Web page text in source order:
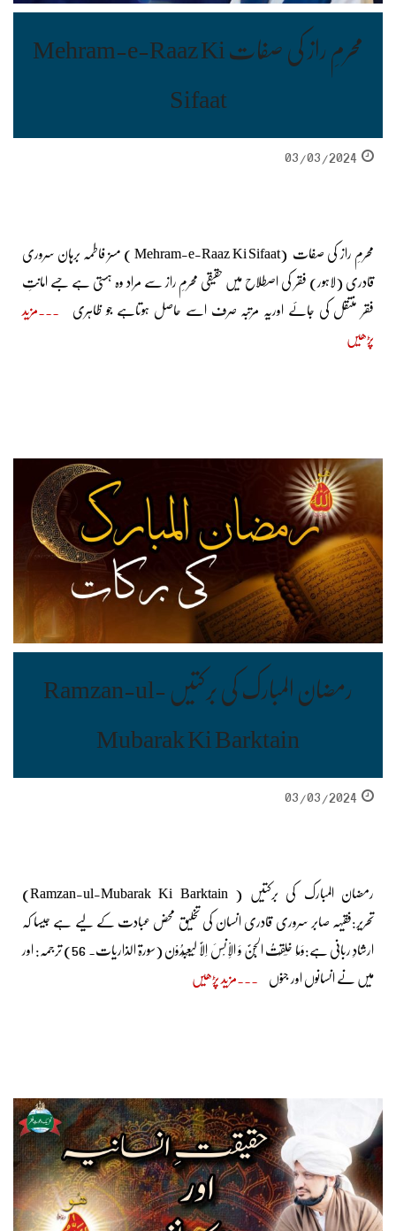
محرمِ راز کی صفات Mehram-e-Raaz Ki
Sifaat
03/03/2024
محرمِ راز کی صفات (Mehram-e-Raaz Ki Sifaat ) مسز فاطمہ برہان سروری
قادری (لاہور) فقر کی اصطلاح میں حقیقی محرمِ راز سے مراد وہ ہستی ہے جسے امانتِ
فقر منتقل کی جائے اوریہ مرتبہ صرف اسے حاصل ہوتاہے جو ظاہری مزید
پڑھیں
رمضان المبارک کی برکتیں Ramzan-ul-
Mubarak Ki Barktain
03/03/2024
رمضان المبارک کی برکتیں ( Ramzan-ul-Mubarak Ki Barktain)
تحریر:فقیہہ صابر سروری قادری انسان کی تخلیق محض عبادت کے لیے ہے جیسا کہ
ارشادِ ربانی ہے:وَمَا خَلَقْتُ الْجِنَّ وَ الْاِنْسَ اِلاَّ لِیَعْبُدُوْن (سورۃ الذاریات۔ 56) ترجمہ: اور
میں نے انسانوں اور جنوں مزید پڑھیں